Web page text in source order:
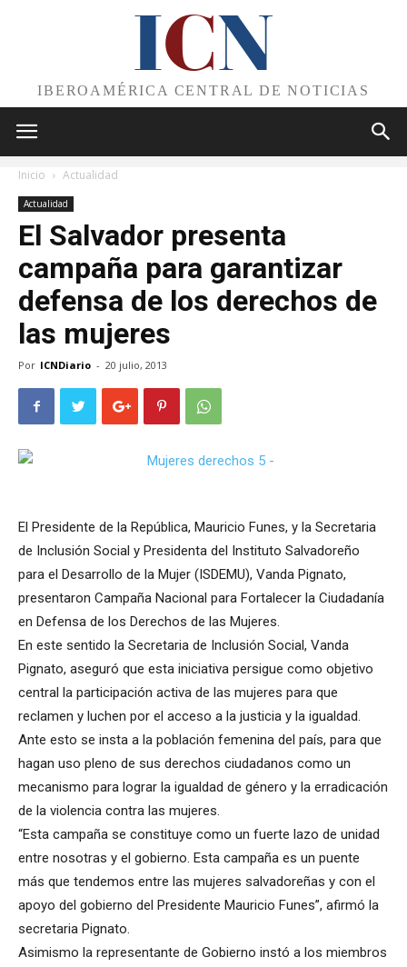
ICN
IBEROAMÉRICA CENTRAL DE NOTICIAS
Inicio Actualidad
Actualidad
El Salvador presenta
campaña para garantizar
defensa de los derechos de
las mujeres
Por ICNDiario - 20 julio, 2013
El Presidente de la República, Mauricio Funes, y la Secretaria
de Inclusión Social y Presidenta del Instituto Salvadoreño
para el Desarrollo de la Mujer (ISDEMU), Vanda Pignato,
presentaron Campaña Nacional para Fortalecer la Ciudadanía
en Defensa de los Derechos de las Mujeres.
En este sentido la Secretaria de Inclusión Social, Vanda
Pignato, aseguró que esta iniciativa persigue como objetivo
central la participación activa de las mujeres para que
reclamen y luchen por el acceso a la justicia y la igualdad.
Ante esto se insta a la población femenina del país, para que
hagan uso pleno de sus derechos ciudadanos como un
mecanismo para lograr la igualdad de género y la erradicación
de la violencia contra las mujeres.
“Esta campaña se constituye como un fuerte lazo de unidad
entre nosotras y el gobierno. Esta campaña es un puente
más que tendemos entre las mujeres salvadoreñas y con el
apoyo del gobierno del Presidente Mauricio Funes”, afirmó la
secretaria Pignato.
Asimismo la representante de Gobierno instó a los miembros